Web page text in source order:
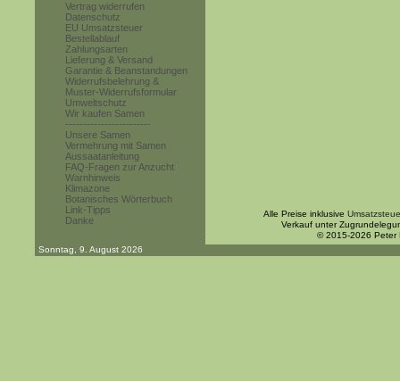
Vertrag widerrufen
Datenschutz
EU Umsatzsteuer
Bestellablauf
Zahlungsarten
Lieferung & Versand
Garantie & Beanstandungen
Widerrufsbelehrung &
Muster-Widerrufsformular
Umweltschutz
Wir kaufen Samen
------------------------
Unsere Samen
Vermehrung mit Samen
Aussaatanleitung
FAQ-Fragen zur Anzucht
Warnhinweis
Klimazone
Botanisches Wörterbuch
Link-Tipps
Danke
Alle Preise inklusive
Verkauf unter
© 2015-2026 Peter
Sonntag, 9. August 2026